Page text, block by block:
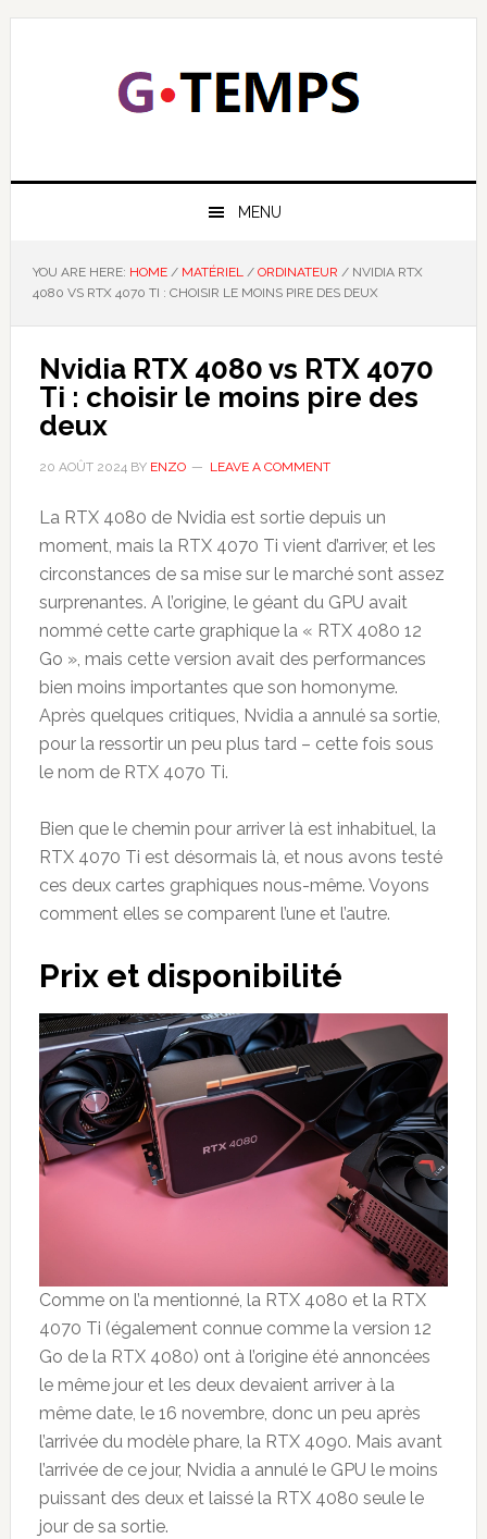
Skip
Skip
Skip
Skip
GTEMPS
MENU
YOU ARE HERE: HOME / MATÉRIEL / ORDINATEUR /NVIDIA RTX
4080 VS RTX 4070 TI : CHOISIR LE MOINS PIRE DES DEUX
Nvidia RTX 4080 vs RTX 4070
Ti : choisir le moins pire des
deux
20 AOÛT 2024BY ENZO LEAVE A COMMENT
La RTX 4080 de Nvidia est sortie depuis un
moment, mais la RTX 4070 Ti vient d’arriver, et les
circonstances de sa mise sur le marché sont assez
surprenantes. A l’origine, le géant du GPU avait
nommé cette carte graphique la « RTX 4080 12
Go », mais cette version avait des performances
bien moins importantes que son homonyme.
Après quelques critiques, Nvidia a annulé sa sortie,
pour la ressortir un peu plus tard – cette fois sous
le nom de RTX 4070 Ti.
Bien que le chemin pour arriver là est inhabituel, la
RTX 4070 Ti est désormais là, et nous avons testé
ces deux cartes graphiques nous-même. Voyons
comment elles se comparent l’une et l’autre.
Prix et disponibilité
Comme on l’a mentionné, la RTX 4080 et la RTX
4070 Ti (également connue comme la version 12
Go de la RTX 4080) ont à l’origine été annoncées
le même jour et les deux devaient arriver à la
même date, le 16 novembre, donc un peu après
l’arrivée du modèle phare, la RTX 4090. Mais avant
l’arrivée de ce jour, Nvidia a annulé le GPU le moins
puissant des deux et laissé la RTX 4080 seule le
jour de sa sortie.